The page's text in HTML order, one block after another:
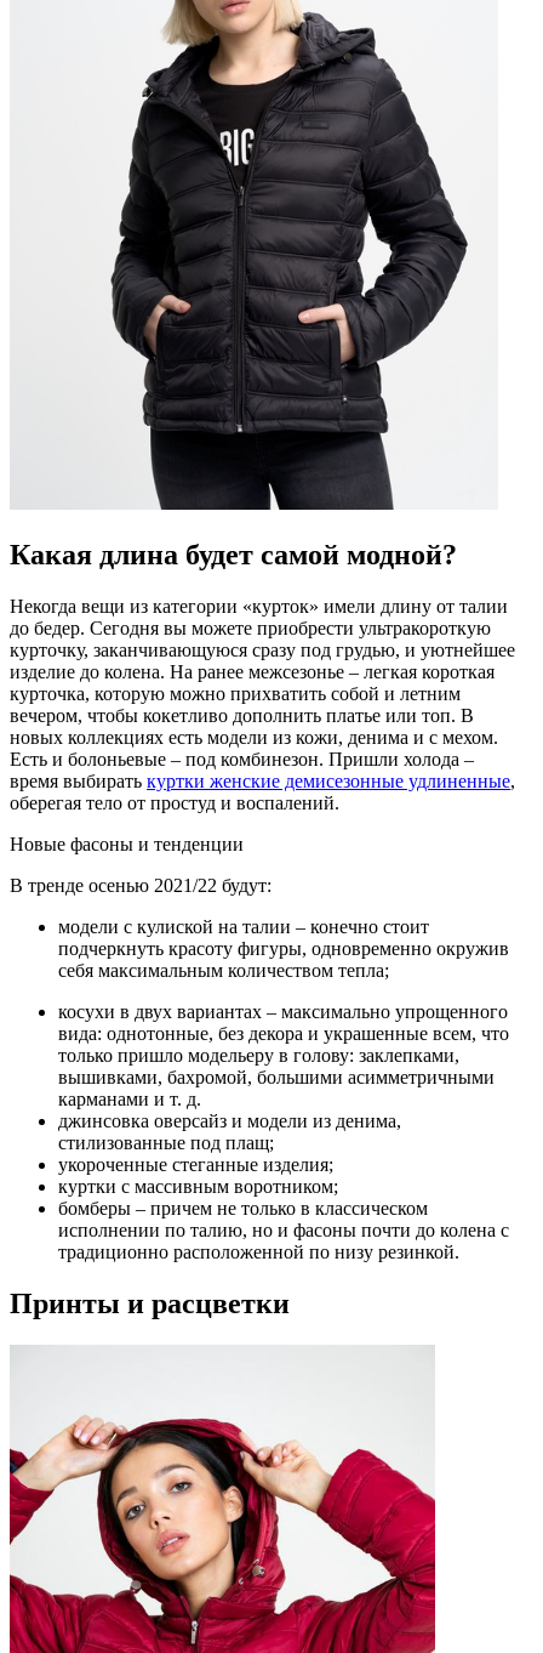
Какая длина будет самой модной?
Некогда вещи из категории «курток» имели длину от талии
до бедер. Сегодня вы можете приобрести ультракороткую
курточку, заканчивающуюся сразу под грудью, и уютнейшее
изделие до колена. На ранее межсезонье – легкая короткая
курточка, которую можно прихватить собой и летним
вечером, чтобы кокетливо дополнить платье или топ. В
новых коллекциях есть модели из кожи, денима и с мехом.
Есть и болоньевые – под комбинезон. Пришли холода –
время выбирать куртки женские демисезонные удлиненные,
оберегая тело от простуд и воспалений.
Новые фасоны и тенденции
В тренде осенью 2021/22 будут:
модели с кулиской на талии – конечно стоит
подчеркнуть красоту фигуры, одновременно окружив
себя максимальным количеством тепла;
косухи в двух вариантах – максимально упрощенного
вида: однотонные, без декора и украшенные всем, что
только пришло модельеру в голову: заклепками,
вышивками, бахромой, большими асимметричными
карманами и т. д.
джинсовка оверсайз и модели из денима,
стилизованные под плащ;
укороченные стеганные изделия;
куртки с массивным воротником;
бомберы – причем не только в классическом
исполнении по талию, но и фасоны почти до колена с
традиционно расположенной по низу резинкой.
Принты и расцветки